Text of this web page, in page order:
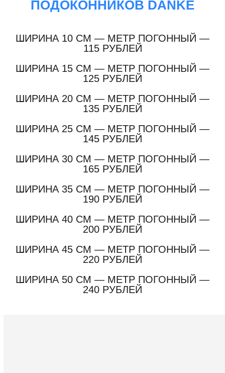
ПОДОКОННИКОВ DANKE
ШИРИНА 10 СМ — МЕТР ПОГОННЫЙ —
115 РУБЛЕЙ
ШИРИНА 15 СМ — МЕТР ПОГОННЫЙ —
125 РУБЛЕЙ
ШИРИНА 20 СМ — МЕТР ПОГОННЫЙ —
135 РУБЛЕЙ
ШИРИНА 25 СМ — МЕТР ПОГОННЫЙ —
145 РУБЛЕЙ
ШИРИНА 30 СМ — МЕТР ПОГОННЫЙ —
165 РУБЛЕЙ
ШИРИНА 35 СМ — МЕТР ПОГОННЫЙ —
190 РУБЛЕЙ
ШИРИНА 40 СМ — МЕТР ПОГОННЫЙ —
200 РУБЛЕЙ
ШИРИНА 45 СМ — МЕТР ПОГОННЫЙ —
220 РУБЛЕЙ
ШИРИНА 50 СМ — МЕТР ПОГОННЫЙ —
240 РУБЛЕЙ